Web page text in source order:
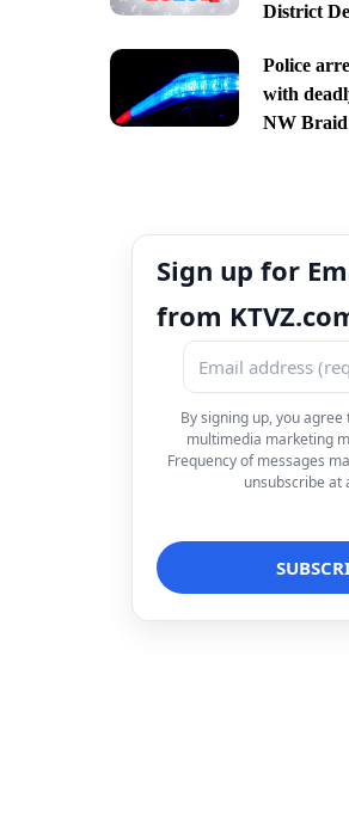
District
Police
with
NW
Sign up for
from
By signing up, you
multimedia marketing
Frequency of messages
unsubscribe at